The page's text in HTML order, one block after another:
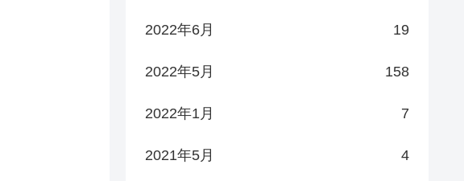
2022年6月 19
2022年5月 158
2022年1月 7
2021年5月 4